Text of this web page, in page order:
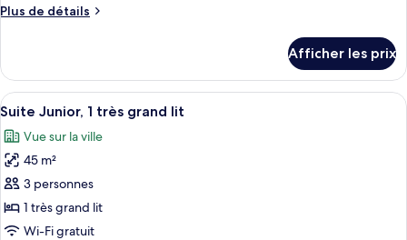
chambre :
lits
jumeaux
Plus de détails
Plus
Chambre,
lits
Afficher les prix
Afficher
toutes
les
photos
pour
ce
type
Une chambre d’hôtel moderne
9
Suite Junior, 1 très grand lit
Vue sur la ville
45 m²
3 personnes
1 très grand lit
Wi-Fi gratuit